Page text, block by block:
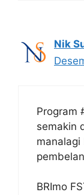
Nik
Program
semakin
BRImo